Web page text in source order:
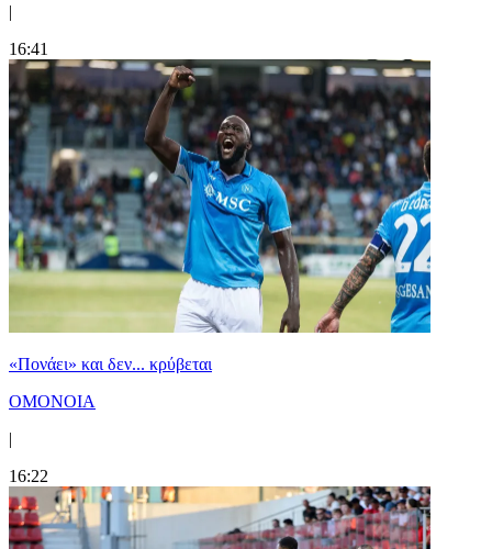
|
16:41
«Πονάει» και δεν... κρύβεται
ΟΜΟΝΟΙΑ
|
16:22